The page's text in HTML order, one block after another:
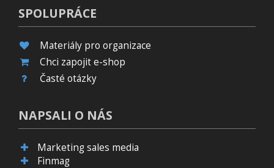
SPOLUPRÁCE
Materiály pro organizace
Chci zapojit e-shop
Časté otázky
NAPSALI O NÁS
Marketing sales media
Finmag